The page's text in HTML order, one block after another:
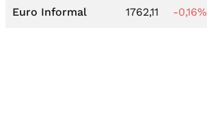
Euro Informal
1762,11 -0,16%